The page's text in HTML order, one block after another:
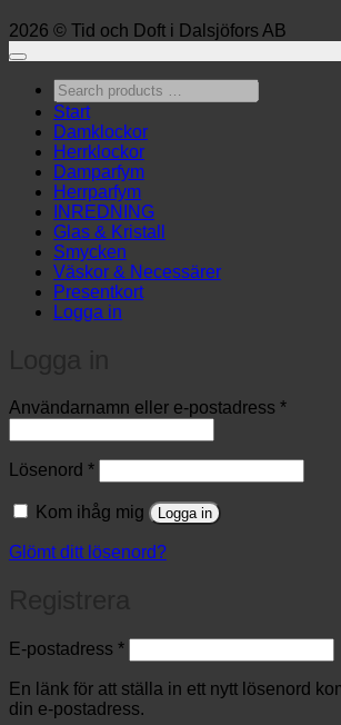
2026 © Tid och Doft i Dalsjöfors AB
Search
products
…
Start
Damklockor
Herrklockor
Damparfym
Herrparfym
INREDNING
Glas & Kristall
Smycken
Väskor & Necessärer
Presentkort
Logga in
Användarnamn eller e-postadress *
Lösenord *Obligatoriskt
Kom ihåg mig Logga in
Glömt ditt lösenord?
E-postadress *Obligatoriskt
En länk för att ställa in ett nytt lösenord
din e-postadress.